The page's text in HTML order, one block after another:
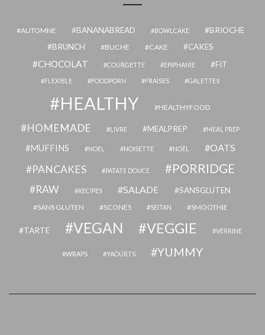
AUTOMNE BANANABREAD BOWLCAKE
BRIOCHE
BRUNCH
BUCHE CAKE CAKES
CHOCOLAT COURGETTE EPIPHANIE FIT
FLEXIBLE FOODPORN FRAISES GALETTES
HEALTHY HEALTHYFOOD
HOMEMADE LIVRE MEALPREP MEAL PREP
MUFFINS NOEL NOISETTE NOËL OATS
PANCAKES PATATE DOUCE PORRIDGE
RAW RECIPES SALADE SANSGLUTEN
SANS GLUTEN SCONES SEITAN SMOOTHIE
TARTE VEGAN VEGGIE VERRINE
WRAPS YAOURTS YUMMY